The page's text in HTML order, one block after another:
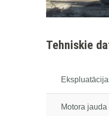
Tehniskie
Motora jauda